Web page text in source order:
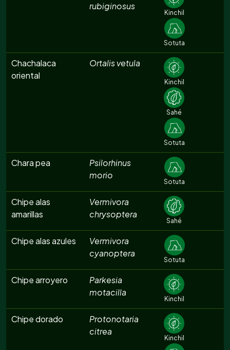
rubiginosus
Kinchil
Sotuta
Chachalaca
oriental
Ortalis vetula
Kinchil
Sahé
Sotuta
Chara pea
Psilorhinus
morio
Sotuta
Chipe alas
amarillas
Vermivora
chrysoptera
Sahé
Chipe alas azules
Vermivora
cyanoptera
Sotuta
Chipe arroyero
Parkesia
motacilla
Kinchil
Chipe dorado
Protonotaria
citrea
Kinchil